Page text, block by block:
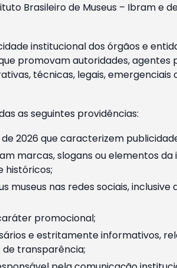
Brasileiro de Museus – Ibram e
institucional dos órgãos e
promovam autoridades, agentes
técnicas, legais,
as seguintes providências:
2026 que caracterizem
marcas, slogans ou elementos
históricos;
nas redes sociais,
promocional;
e estritamente informativos,
transparência;